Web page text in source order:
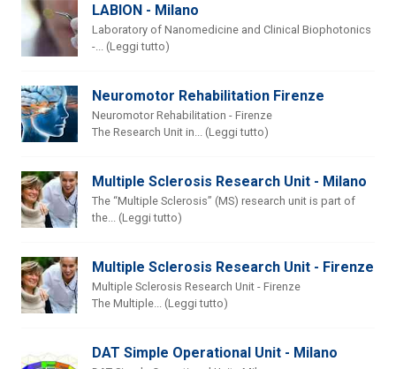
LABION - Milano
Laboratory of Nanomedicine and Clinical Biophotonics
-... (Leggi tutto)
Neuromotor Rehabilitation Firenze
Neuromotor Rehabilitation - Firenze
The Research Unit in... (Leggi tutto)
Multiple Sclerosis Research Unit - Milano
The “Multiple Sclerosis” (MS) research unit is part of
the... (Leggi tutto)
Multiple Sclerosis Research Unit - Firenze
Multiple Sclerosis Research Unit - Firenze
The Multiple... (Leggi tutto)
DAT Simple Operational Unit - Milano